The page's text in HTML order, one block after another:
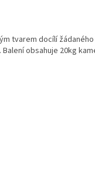
tvarem docílí
obsahuje 20kg